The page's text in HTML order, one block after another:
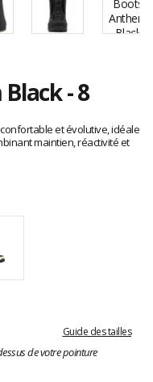
- 8
et évolutive, idéale
maintien, réactivité et
Guide des tailles
de votre pointure